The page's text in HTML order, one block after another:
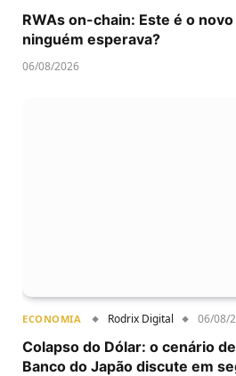
RWAs on-chain: Este é o
ninguém esperava?
06/08/2026
ECONOMIA Rodrix Digital 06/08/
Colapso do Dólar: o cenário de
Banco do Japão discute em